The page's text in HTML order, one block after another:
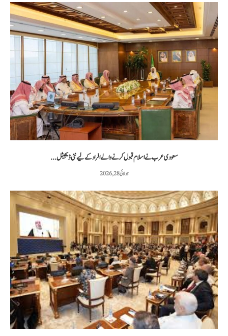
سعودی عرب نے اسلام قبول کرنے والے افراد کے لیے نئی ڈیجیٹل...
جولائی 28, 2026